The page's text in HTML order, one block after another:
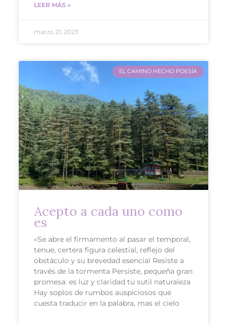
LEER MÁS »
marzo 21, 2023
EL CAMINO HECHO POESÍA
Acepto a cada uno como
es
«Se abre el firmamento al pasar el temporal,
tenue, certera figura celestial, reflejo del
obstáculo y su brevedad esencial Resiste a
través de la tormenta Persiste, pequeña gran
promesa: es luz y claridad tu sutil naturaleza
Hay soplos de rumbos auspiciosos que
cuesta traducir en la palabra, mas el cielo